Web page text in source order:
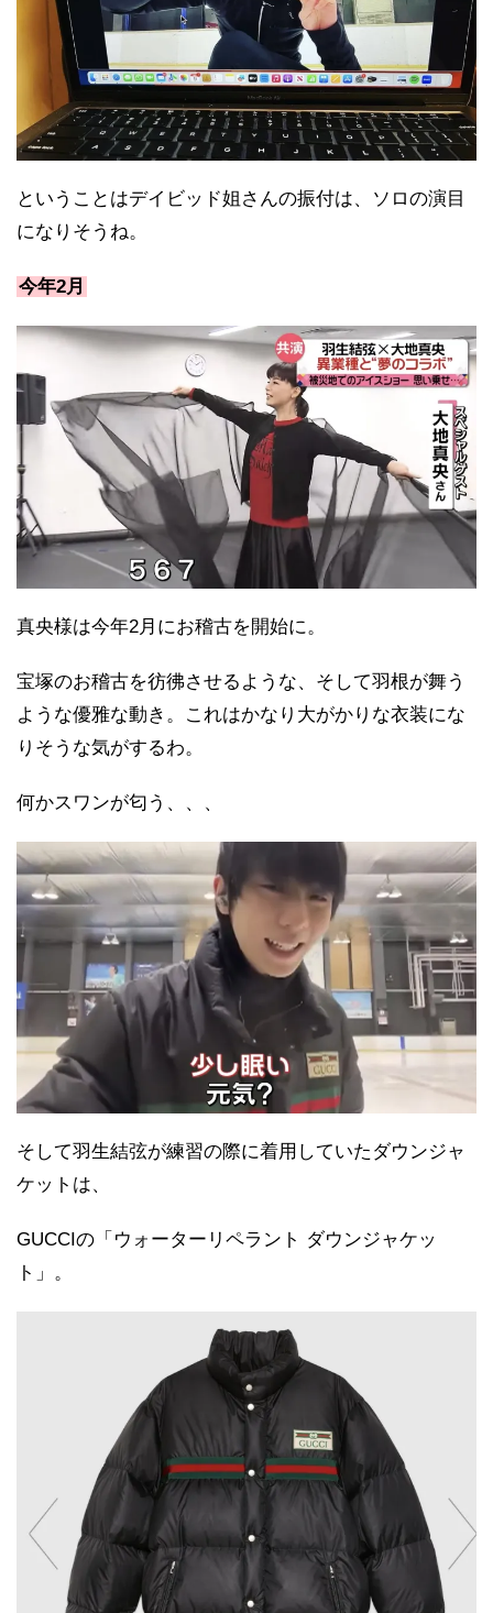
ということはデイビッド姐さんの振付は、ソロの演目
になりそうね。
今年2月
真央様は今年2月にお稽古を開始に。
宝塚のお稽古を彷彿させるような、そして羽根が舞う
ような優雅な動き。これはかなり大がかりな衣装にな
りそうな気がするわ。
何かスワンが匂う、、、
そして羽生結弦が練習の際に着用していたダウンジャ
ケットは、
GUCCIの「ウォーターリペラント ダウンジャケッ
ト」。